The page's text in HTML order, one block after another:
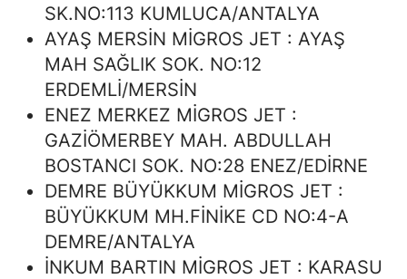
SK.NO:113 KUMLUCA/ANTALYA
AYAŞ MERSİN MİGROS JET : AYAŞ
MAH SAĞLIK SOK. NO:12
ERDEMLİ/MERSİN
ENEZ MERKEZ MİGROS JET :
GAZİÖMERBEY MAH. ABDULLAH
BOSTANCI SOK. NO:28 ENEZ/EDİRNE
DEMRE BÜYÜKKUM MİGROS JET :
BÜYÜKKUM MH.FİNİKE CD NO:4-A
DEMRE/ANTALYA
İNKUM BARTIN MİGROS JET : KARASU